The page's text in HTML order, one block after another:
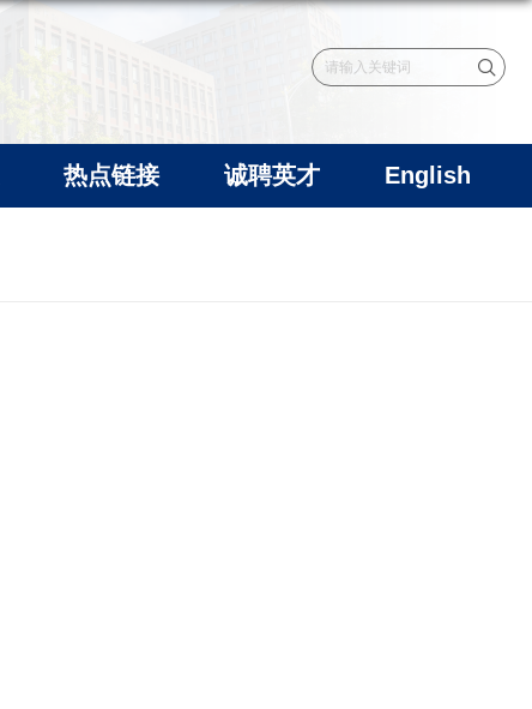
热点链接 诚聘英才 English